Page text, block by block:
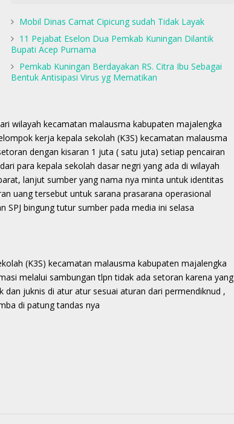
Mobil Dinas Camat Cipicung sudah Tidak Layak
11 Pejabat Eselon Dua Pemkab Kuningan Dilantik
Bupati Acep Purnama
Pemkab Kuningan Berdayakan RS. Citra Ibu Sebagai
Bentuk Antisipasi Virus yg Mematikan
wilayah kecamatan malausma kabupaten majalengka
kerja kepala sekolah (K3S) kecamatan malausma
dengan kisaran 1 juta ( satu juta) setiap pencairan
para kepala sekolah dasar negri yang ada di wilayah
lanjut sumber yang nama nya minta untuk identitas
uang tersebut untuk sarana prasarana operasional
SPJ bingung tutur sumber pada media ini selasa
(K3S) kecamatan malausma kabupaten majalengka
melalui sambungan tlpn tidak ada setoran karena yang
juknis di atur atur sesuai aturan dari permendiknud ,
di patung tandas nya